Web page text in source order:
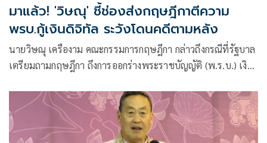
มาแล้ว! 'วิษณุ' ชี้ช่องส่งกฤษฎีกาตีความ
พรบ.กู้เงินดิจิทัล ระวังโดนคดีตามหลัง
นายวิษณุ เครืองาม คณะกรรมการกฤษฎีกา กล่าวถึงกรณีที่รัฐบาล
เตรียมถามกฤษฎีกา ถึงการออกร่างพระราชบัญญัติ (พ.ร.บ.) เงิน
หรือไม่ ว่า เป็นเรื่องที่ตอนนี้ยังตอบไม่ถูก และไม่มีใครตอบถูก
เพราะรัฐบาลยังไม่ได้สอบถามมา จึงไม่ทราบว่าจะถามว่าอย่างไร